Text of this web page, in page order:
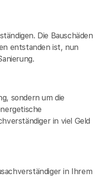
Die Bauschäden
entstanden ist, nun
sondern um die
in viel Geld
in Ihrem